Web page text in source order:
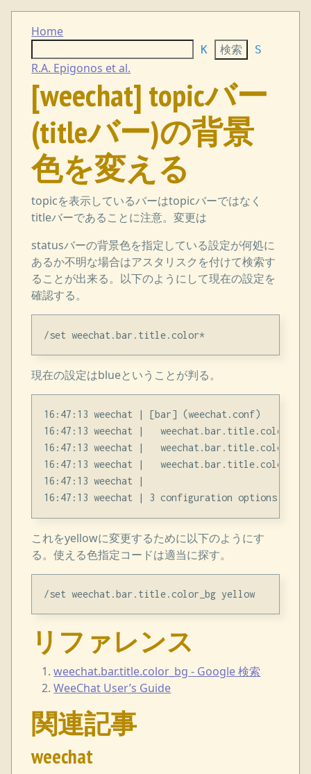
Home
K S
R.A. Epigonos et al.
[weechat] topicバー
(titleバー)の背景
色を変える
topicを表示しているバーはtopicバーではなく
titleバーであることに注意。変更は
statusバーの背景色を指定している設定が何処に
あるか不明な場合はアスタリスクを付けて検索す
ることが出来る。以下のようにして現在の設定を
確認する。
現在の設定はblueということが判る。
16:47:13 weechat | [bar] (weechat.conf)
16:47:13 weechat |   weechat.bar.title.color_bg
16:47:13 weechat |
16:47:13 weechat |   weechat.bar.title.color_fg
16:47:13 weechat |
これをyellowに変更するために以下のようにす
る。使える色指定コードは適当に探す。
/set weechat.bar.title.color_bg yellow
リファレンス
weechat.bar.title.color_bg - Google 検索
WeeChat User’s Guide
関連記事
weechat